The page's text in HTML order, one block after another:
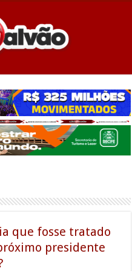
que fosse tratado
presidente